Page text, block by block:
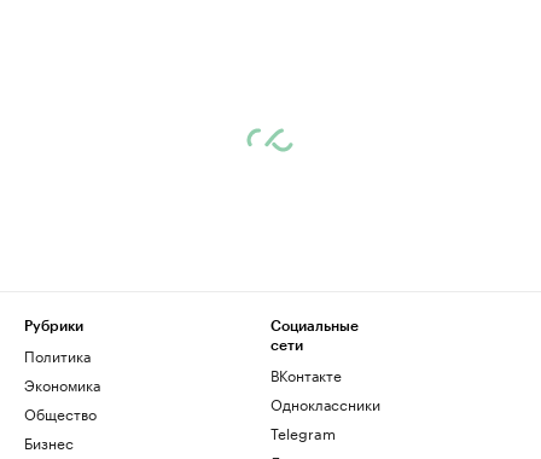
Рубрики
Политика
Экономика
Общество
Бизнес
Социальные
сети
ВКонтакте
Одноклассники
Telegram